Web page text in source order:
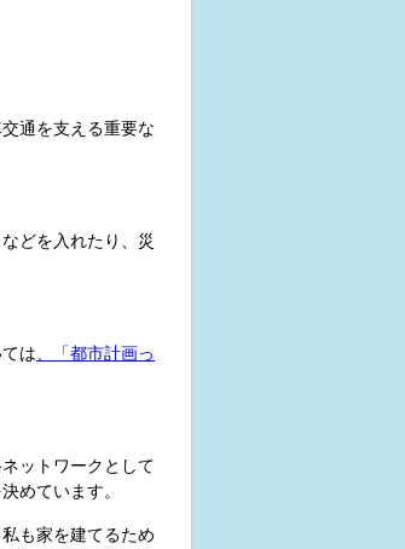
通を支える重要な
どを入れたり、災
は 、「都市計画っ
ットワークとして
めています。
も家を建てるため